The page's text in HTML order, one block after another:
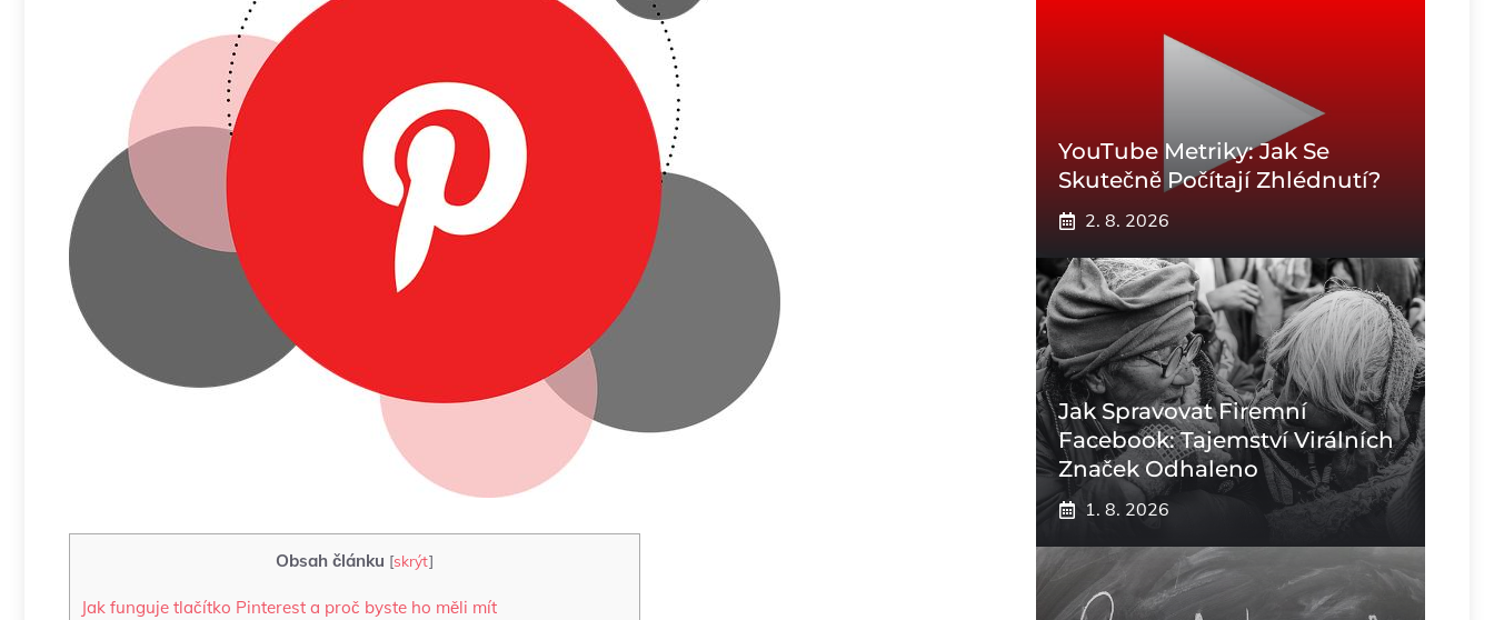
Obsah článku [skrýt]
Jak funguje tlačítko Pinterest a proč byste ho měli mít
YouTube Metriky: Jak Se
Skutečně Počítají Zhlédnutí?
2. 8. 2026
Jak Spravovat Firemní
Facebook: Tajemství Virálních
Značek Odhaleno
1. 8. 2026